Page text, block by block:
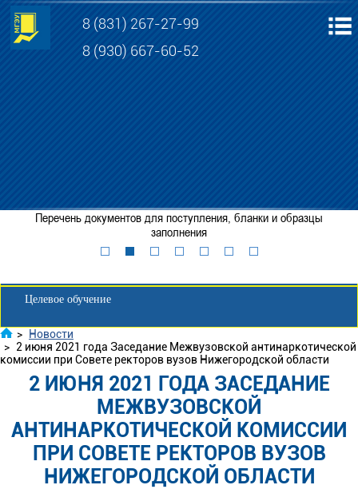
8 (831) 267-27-99
8 (930) 667-60-52
Перечень документов для поступления, бланки и образцы
заполнения
Забронировать место
Личный кабинет для абитуриента
Целевое обучение
>
Новости
> 2 июня 2021 года Заседание Межвузовской антинаркотической
комиссии при Совете ректоров вузов Нижегородской области
2 ИЮНЯ 2021 ГОДА ЗАСЕДАНИЕ
МЕЖВУЗОВСКОЙ
АНТИНАРКОТИЧЕСКОЙ КОМИССИИ
ПРИ СОВЕТЕ РЕКТОРОВ ВУЗОВ
НИЖЕГОРОДСКОЙ ОБЛАСТИ